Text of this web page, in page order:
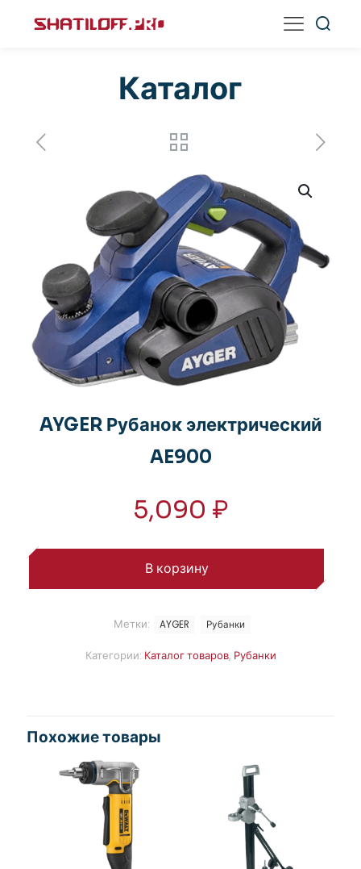
Каталог
AYGER Рубанок электрический
AE900
5,090 ₽
В корзину
Категории: Каталог товаров, Рубанки
Метки: AYGER Рубанки
Похожие товары